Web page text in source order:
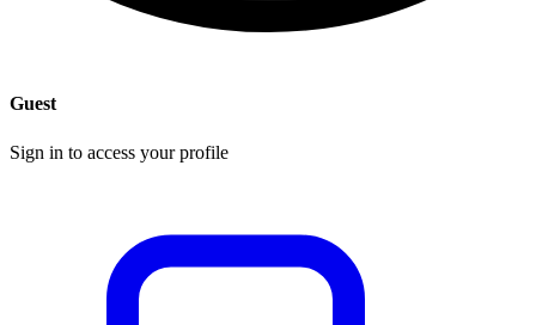
Guest
Sign in to access your profile